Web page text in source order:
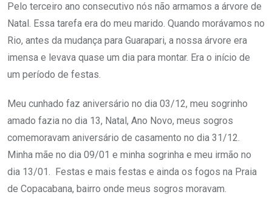
Pelo terceiro ano consecutivo nós não armamos a árvore de
Natal. Essa tarefa era do meu marido. Quando morávamos no
Rio, antes da mudança para Guarapari, a nossa árvore era
imensa e levava quase um dia para montar. Era o início de
um período de festas.
Meu cunhado faz aniversário no dia 03/12, meu sogrinho
amado fazia no dia 13, Natal, Ano Novo, meus sogros
comemoravam aniversário de casamento no dia 31/12.
Minha mãe no dia 09/01 e minha sogrinha e meu irmão no
dia 13/01. Festas e mais festas e ainda os fogos na Praia
de Copacabana, bairro onde meus sogros moravam.